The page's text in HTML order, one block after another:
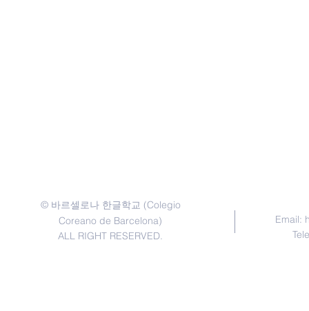
© 바르셀로나 한글학교 (Colegio
Coreano de Barcelona)
ALL RIGHT RESERVED.
Email: